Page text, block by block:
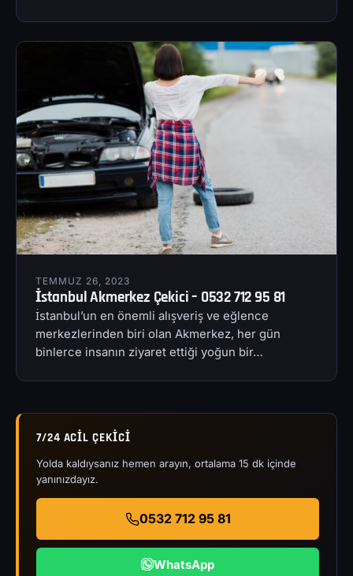
TEMMUZ 26, 2023
İstanbul Akmerkez Çekici – 0532 712 95 81
İstanbul’un en önemli alışveriş ve eğlence
merkezlerinden biri olan Akmerkez, her gün
binlerce insanın ziyaret ettiği yoğun bir…
7/24 ACIL ÇEKICI
Yolda kaldıysanız hemen arayın, ortalama 15 dk içinde
yanınızdayız.
0532 712 95 81
WhatsApp